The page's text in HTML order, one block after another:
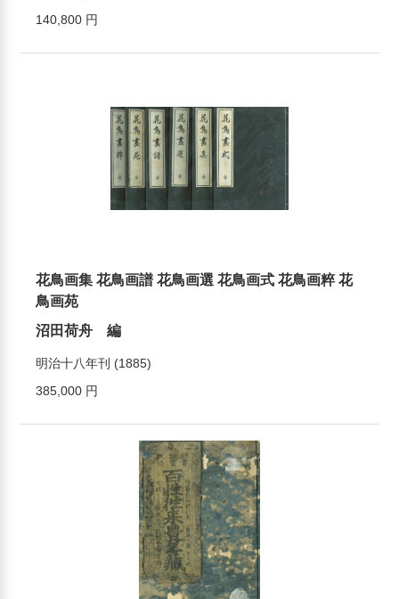
140,800 円
花鳥画集 花鳥画譜 花鳥画選 花鳥画式 花鳥画粹 花
鳥画苑
沼田荷舟 編
明治十八年刊 (1885)
385,000 円